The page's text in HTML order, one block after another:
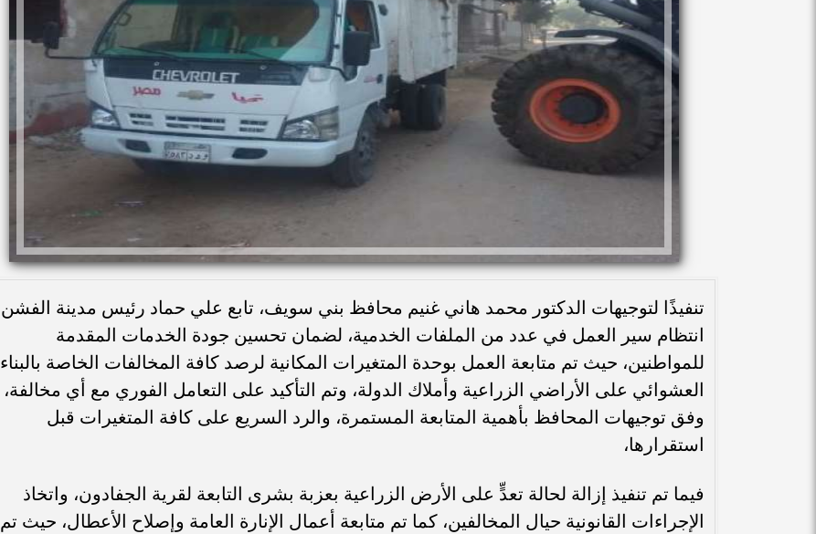
تنفيذًا لتوجيهات الدكتور محمد هاني غنيم محافظ بني سويف، تابع علي حماد رئيس مدينة الفشن
انتظام سير العمل في عدد من الملفات الخدمية، لضمان تحسين جودة الخدمات المقدمة
للمواطنين، حيث تم متابعة العمل بوحدة المتغيرات المكانية لرصد كافة المخالفات الخاصة بالبناء
العشوائي على الأراضي الزراعية وأملاك الدولة، وتم التأكيد على التعامل الفوري مع أي مخالفة،
وفق توجيهات المحافظ بأهمية المتابعة المستمرة، والرد السريع على كافة المتغيرات قبل
استقرارها،
فيما تم تنفيذ إزالة لحالة تعدٍّ على الأرض الزراعية بعزبة بشرى التابعة لقرية الجفادون، واتخاذ
الإجراءات القانونية حيال المخالفين، كما تم متابعة أعمال الإنارة العامة وإصلاح الأعطال، حيث تم